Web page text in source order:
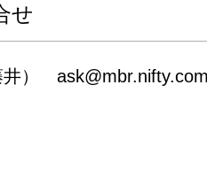
グラフ
せ
）　